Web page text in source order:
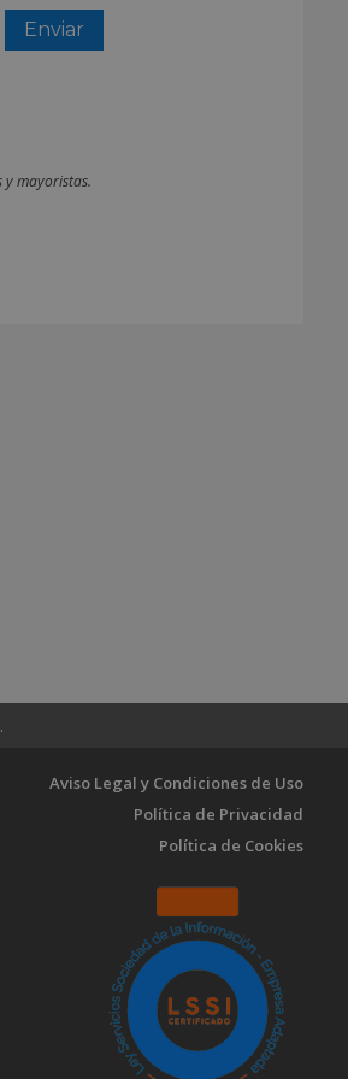
y mayoristas.
Aviso Legal y Condiciones de Uso
Política de Privacidad
Política de Cookies